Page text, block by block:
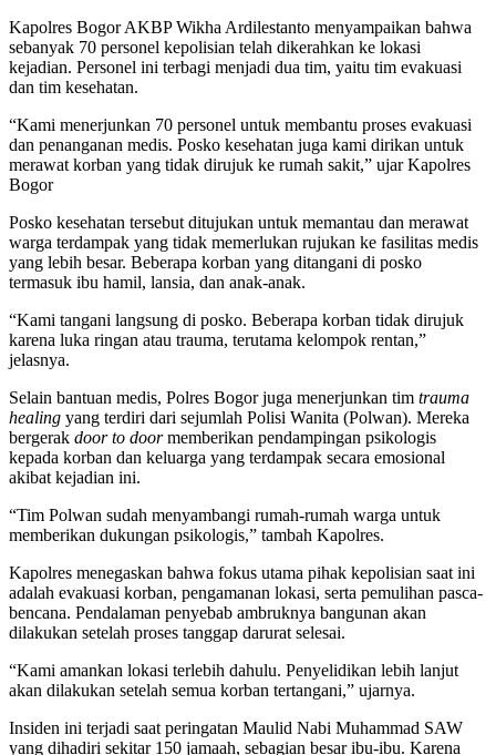
Kapolres Bogor AKBP Wikha Ardilestanto menyampaikan bahwa
sebanyak 70 personel kepolisian telah dikerahkan ke lokasi
kejadian. Personel ini terbagi menjadi dua tim, yaitu tim evakuasi
dan tim kesehatan.
“Kami menerjunkan 70 personel untuk membantu proses evakuasi
dan penanganan medis. Posko kesehatan juga kami dirikan untuk
merawat korban yang tidak dirujuk ke rumah sakit,” ujar Kapolres
Bogor
Posko kesehatan tersebut ditujukan untuk memantau dan merawat
warga terdampak yang tidak memerlukan rujukan ke fasilitas medis
yang lebih besar. Beberapa korban yang ditangani di posko
termasuk ibu hamil, lansia, dan anak-anak.
“Kami tangani langsung di posko. Beberapa korban tidak dirujuk
karena luka ringan atau trauma, terutama kelompok rentan,”
jelasnya.
Selain bantuan medis, Polres Bogor juga menerjunkan tim trauma
healing yang terdiri dari sejumlah Polisi Wanita (Polwan). Mereka
bergerak door to doormemberikan pendampingan psikologis
kepada korban dan keluarga yang terdampak secara emosional
akibat kejadian ini.
“Tim Polwan sudah menyambangi rumah-rumah warga untuk
memberikan dukungan psikologis,” tambah Kapolres.
Kapolres menegaskan bahwa fokus utama pihak kepolisian saat ini
adalah evakuasi korban, pengamanan lokasi, serta pemulihan pasca-
bencana. Pendalaman penyebab ambruknya bangunan akan
dilakukan setelah proses tanggap darurat selesai.
“Kami amankan lokasi terlebih dahulu. Penyelidikan lebih lanjut
akan dilakukan setelah semua korban tertangani,” ujarnya.
Insiden ini terjadi saat peringatan Maulid Nabi Muhammad SAW
yang dihadiri sekitar 150 jamaah, sebagian besar ibu-ibu. Karena